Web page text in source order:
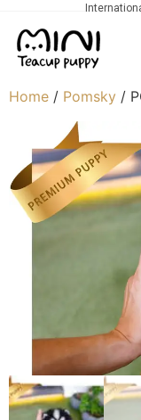
Home / Pomsky /